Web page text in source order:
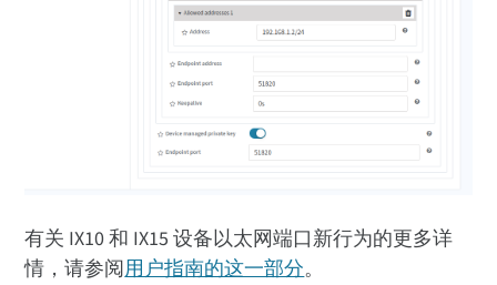
有关 IX10 和 IX15 设备以太网端口新行为的更多详
情，请参阅用户指南的这一部分。